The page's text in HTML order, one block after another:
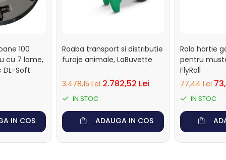
100
cu 7 lame,
DL-Soft
IN COS
Roaba transport si distributie
furaje animale, LaBuvette
3.478,15 Lei2.782,52 Lei
IN STOC
ADAUGA IN COS
Rola hartie
pentru
FlyRoll
77,44 Lei
IN STOC